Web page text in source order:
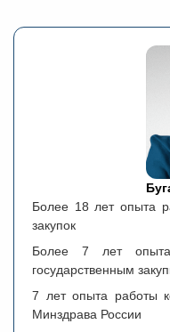
Более 18 лет опыта
закупок
Более 7 лет
государственным
7 лет опыта работы
Минздрава России